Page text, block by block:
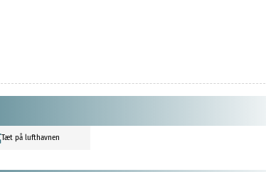
Tæt på lufthavnen